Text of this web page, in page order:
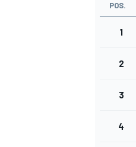
POS.
1
2
3
4